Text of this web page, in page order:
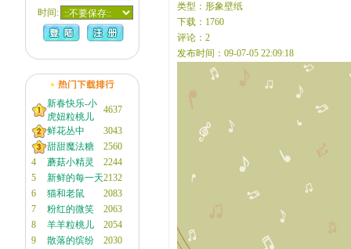
时间:
新春快乐-小
虎妞粒桃儿
4637
鲜花丛中
3043
甜甜魔法糖
2560
4
蘑菇小精灵
2244
5
新鲜的每一天2132
6
猫和老鼠
2083
7
粉红的微笑
2063
8
羊羊粒桃儿
2054
9
散落的缤纷
2030
类型：形象壁纸
下载：1760
评论：2
发布时间：09-07-05 22:09:18